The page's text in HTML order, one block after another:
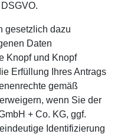
gesetzlich dazu
Daten
Knopf und Knopf
Erfüllung Ihres Antrags
gemäß
wenn Sie der
+ Co. KG, ggf.
Identifizierung